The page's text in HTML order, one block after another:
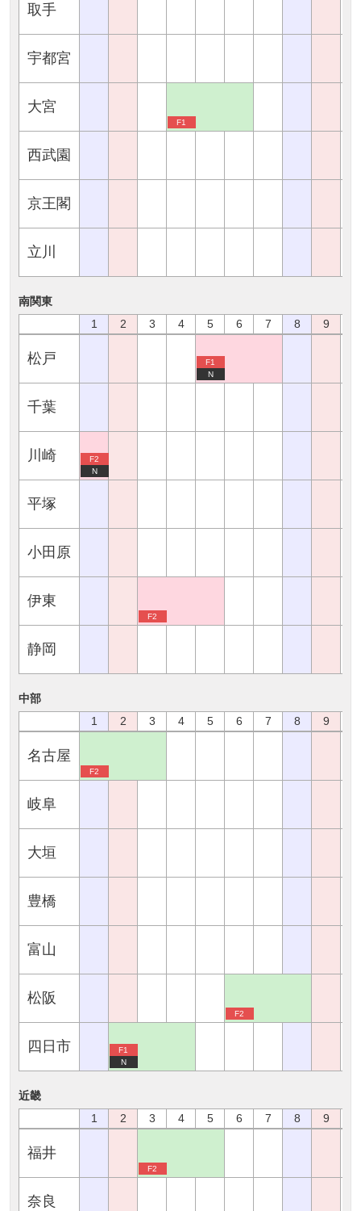
取手
宇都宮
大宮
F1
西武園
京王閣
立川
南関東
1
2 3 4 5 6 7 8 9
松戸
F1
N
千葉
川崎
F2
N
平塚
小田原
伊東
F2
静岡
中部
1
2 3 4 5 6 7 8 9
名古屋
F2
岐阜
大垣
豊橋
富山
松阪
F2
四日市
F1
N
近畿
1
2 3 4 5 6 7 8 9
福井
F2
奈良